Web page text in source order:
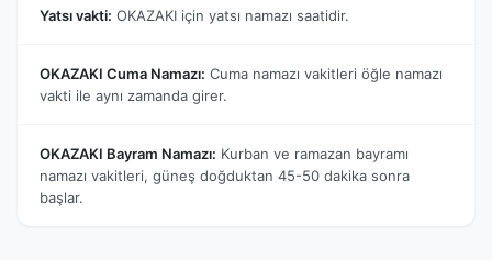
Yatsı vakti: OKAZAKI için yatsı namazı saatidir.
OKAZAKI Cuma Namazı: Cuma namazı vakitleri öğle namazı
vakti ile aynı zamanda girer.
OKAZAKI Bayram Namazı: Kurban ve ramazan bayramı
namazı vakitleri, güneş doğduktan 45-50 dakika sonra
başlar.